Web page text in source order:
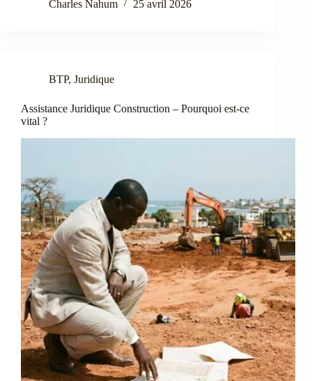
Charles Nahum
25 avril 2026
BTP, Juridique
Assistance Juridique Construction – Pourquoi est-ce
vital ?